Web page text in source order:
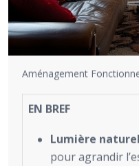
Aménagement
EN BREF
Lumière
pour agrandir